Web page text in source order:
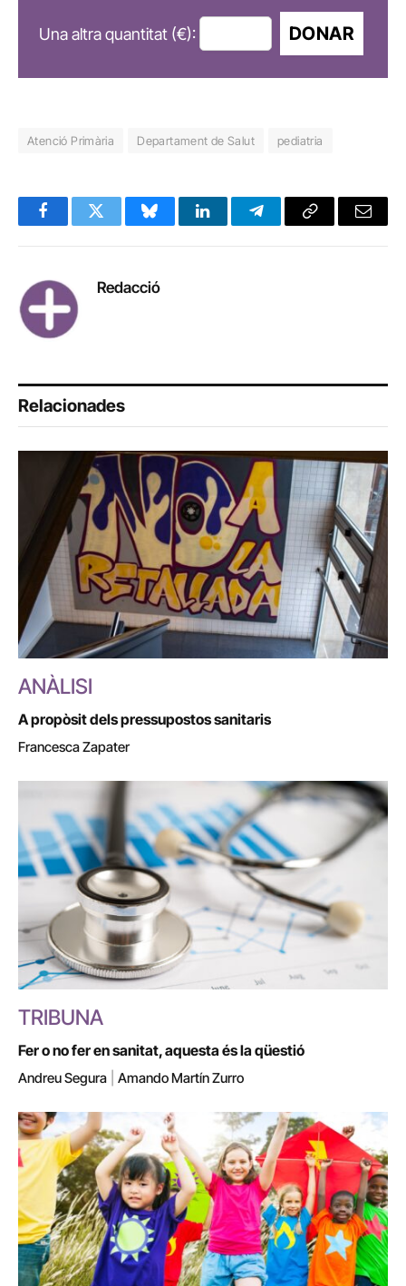
Una altra quantitat (€): DONAR
Atenció Primària Departament de Salut pediatria
FacebookTwitter BlueskyLinkedInTelegramCopy
Email
Redacció
Relacionades
ANÀLISI
A propòsit dels pressupostos sanitaris
Francesca Zapater
TRIBUNA
Fer o no fer en sanitat, aquesta és la qüestió
Andreu Segura Amando Martín Zurro